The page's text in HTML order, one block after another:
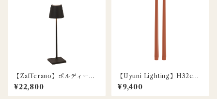
【Zafferano】ポルディーナ
マイクロ ポータブルランプ /
ブラック
¥22,800
【Uyuni Lighting】H32cm /
LEDスリムテーパーキャンド
ル / テラコッタ / 2本セット
¥9,400